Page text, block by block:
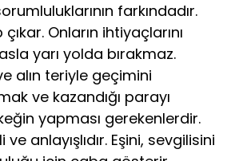
farkındadır.
Onların ihtiyaçlarını
yarı yolda bırakmaz.
alın teriyle geçimini
ve kazandığı parayı
yapması gerekenlerdir.
anlayışlıdır. Eşini, sevgilisini